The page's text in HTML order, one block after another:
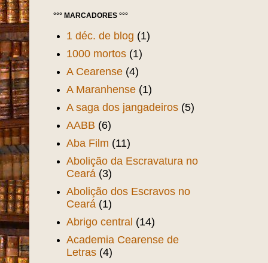
°°° MARCADORES °°°
1 déc. de blog (1)
1000 mortos (1)
A Cearense (4)
A Maranhense (1)
A saga dos jangadeiros (5)
AABB (6)
Aba Film (11)
Abolição da Escravatura no
Ceará (3)
Abolição dos Escravos no
Ceará (1)
Abrigo central (14)
Academia Cearense de
Letras (4)